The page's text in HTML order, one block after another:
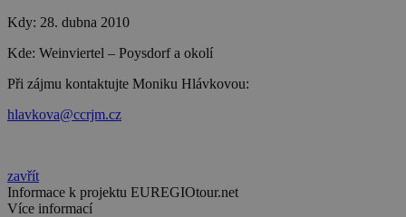
Kdy: 28. dubna 2010
Kde: Weinviertel – Poysdorf a okolí
Při zájmu kontaktujte Moniku Hlávkovou:
hlavkova@ccrjm.cz
zavřít
Informace k projektu EUREGIOtour.net
Více informací